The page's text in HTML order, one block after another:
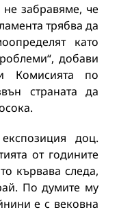
забравяме, че
трябва да
като
добави
Комисията по
страната да
доц.
от годините
кървава следа,
По думите му
е с вековна